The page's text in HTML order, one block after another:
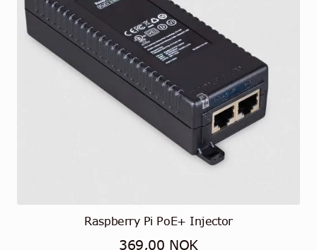
Raspberry Pi PoE+ Injector
369,00 NOK